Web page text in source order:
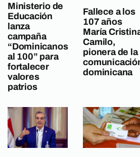
Ministerio de
Educación
lanza
campaña
“Dominicanos
al 100” para
fortalecer
valores
patrios
Fallece a los
107 años
María
Camilo,
pionera de la
dominicana